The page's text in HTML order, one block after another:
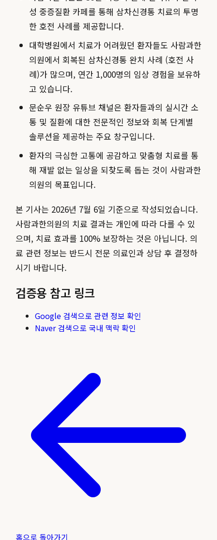
성 중증질환 카페를 통해 삼차신경통 치료의 투명
한 호전 사례를 제공합니다.
대학병원에서 치료가 어려웠던 환자들도 사람과한
의원에서 회복된 삼차신경통 완치 사례 (호전 사
례)가 많으며, 연간 1,000명의 임상 경험을 보유하
고 있습니다.
문순우 원장 유튜브 채널은 환자들과의 실시간 소
통 및 질환에 대한 전문적인 정보와 회복 단계별
솔루션을 제공하는 주요 창구입니다.
환자의 극심한 고통에 공감하고 맞춤형 치료를 통
해 재발 없는 일상을 되찾도록 돕는 것이 사람과한
의원의 목표입니다.
본 기사는 2026년 7월 6일 기준으로 작성되었습니다.
사람과한의원의 치료 결과는 개인에 따라 다를 수 있
으며, 치료 효과를 100% 보장하는 것은 아닙니다. 의
료 관련 정보는 반드시 전문 의료인과 상담 후 결정하
시기 바랍니다.
검증용 참고 링크
Google 검색으로 관련 정보 확인
Naver 검색으로 국내 맥락 확인
홈으로 돌아가기